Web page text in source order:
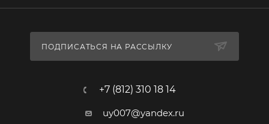
ПОДПИСАТЬСЯ НА РАССЫЛКУ
+7 (812) 310 18 14
uy007@yandex.ru